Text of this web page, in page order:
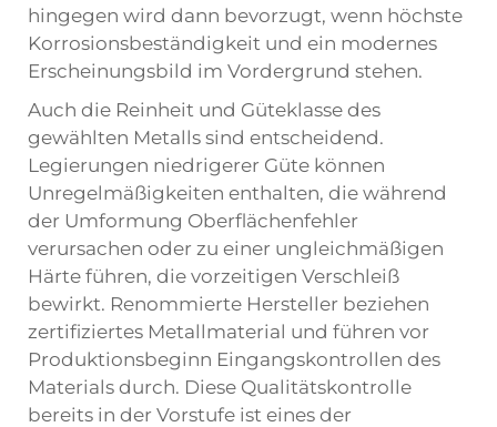
hingegen wird dann bevorzugt, wenn höchste
Korrosionsbeständigkeit und ein modernes
Erscheinungsbild im Vordergrund stehen.
Auch die Reinheit und Güteklasse des
gewählten Metalls sind entscheidend.
Legierungen niedrigerer Güte können
Unregelmäßigkeiten enthalten, die während
der Umformung Oberflächenfehler
verursachen oder zu einer ungleichmäßigen
Härte führen, die vorzeitigen Verschleiß
bewirkt. Renommierte Hersteller beziehen
zertifiziertes Metallmaterial und führen vor
Produktionsbeginn Eingangskontrollen des
Materials durch. Diese Qualitätskontrolle
bereits in der Vorstufe ist eines der